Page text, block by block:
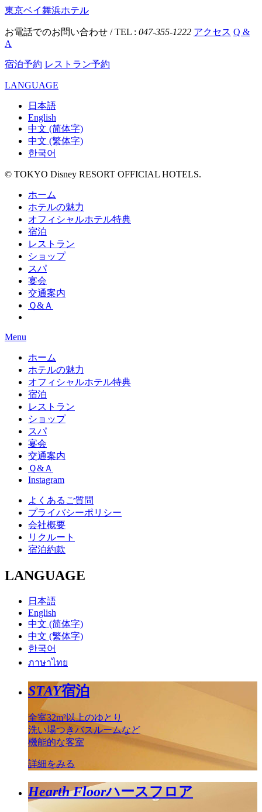
東京ベイ舞浜ホテル
お電話でのお問い合わせ / TEL : 047-355-1222 アクセス Q &
A
宿泊予約 レストラン予約
LANGUAGE
日本語
English
中文 (简体字)
中文 (繁体字)
한국어
© TOKYO Disney RESORT OFFICIAL HOTELS.
ホーム
ホテルの魅力
オフィシャルホテル特典
宿泊
レストラン
ショップ
スパ
宴会
交通案内
Ｑ&Ａ
Menu
ホーム
ホテルの魅力
オフィシャルホテル特典
宿泊
レストラン
ショップ
スパ
宴会
交通案内
Ｑ&Ａ
Instagram
よくあるご質問
プライバシーポリシー
会社概要
リクルート
宿泊約款
LANGUAGE
日本語
English
中文 (简体字)
中文 (繁体字)
한국어
ภาษาไทย
STAY宿泊
全室32m²以上のゆとり
洗い場つきバスルームなど
機能的な客室
詳細をみる
Hearth Floorハースフロア